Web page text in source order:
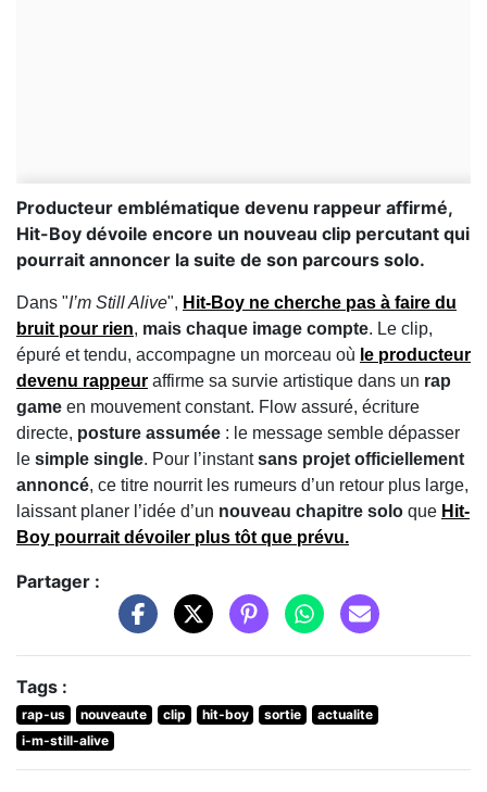
Producteur emblématique devenu rappeur affirmé,
Hit-Boy dévoile encore un nouveau clip percutant qui
pourrait annoncer la suite de son parcours solo.
Dans "I’m Still Alive", Hit-Boy ne cherche pas à faire du
bruit pour rien, mais chaque image compte. Le clip,
épuré et tendu, accompagne un morceau où le producteur
devenu rappeur affirme sa survie artistique dans un rap
game en mouvement constant. Flow assuré, écriture
directe, posture assumée : le message semble dépasser
le simple single. Pour l’instantsans projet officiellement
annoncé, ce titre nourrit les rumeurs d’un retour plus large,
laissant planer l’idée d’un nouveau chapitre solo que Hit-
Boy pourrait dévoiler plus tôt que prévu.
Partager :
Tags :
rap-us nouveaute clip hit-boy sortie
actualite
i-m-still-alive